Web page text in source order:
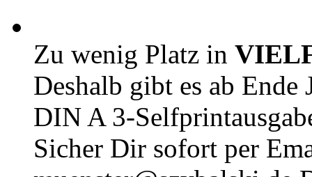
Zu wenig Platz in
Deshalb gibt es ab Ende
DIN A 3-
Sicher Dir sofort per